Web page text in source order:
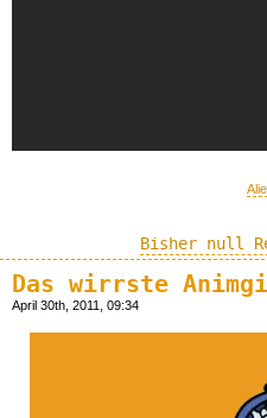
Bisher null
Das wirrste
April 30th, 2011, 09:34